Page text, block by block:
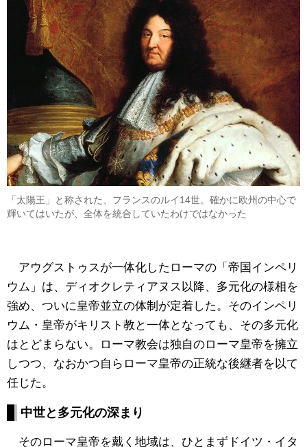
「太陽王」と称された、フランスのルイ14世。確かに欧州の中心で
輝いてはいたが、全体を統合していたわけではなかった
アウグストゥスが一体化したローマの「帝国インペリ
ウム」は、ディオクレティアヌス以降、多元化の様相を
強め、ついに皇帝並立の体制が定着した。そのインペリ
ウム・皇帝がキリスト教と一体となっても、その多元化
はとどまらない。ローマ教会は独自のローマ皇帝を擁立
しつつ、なおかつ自らローマ皇帝の正統な後継者を以て
任じた。
中世と多元化の深まり
そのローマ皇帝を戴く地域は、ひとまずドイツ・イタ